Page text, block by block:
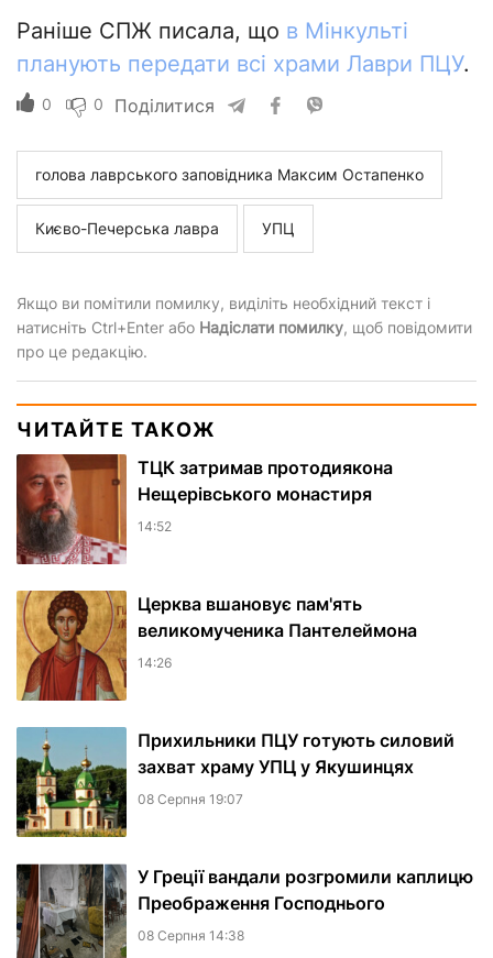
Раніше СПЖ писала, що в Мінкульті
планують передати всі храми Лаври ПЦУ.
0 0 Поділитися
голова лаврського заповідника Максим Остапенко
Києво-Печерська лавра УПЦ
Якщо ви помітили помилку, виділіть необхідний текст і
натисніть Ctrl+Enter або Надіслати помилку, щоб повідомити
про це редакцію.
ЧИТАЙТЕ ТАКОЖ
ТЦК затримав протодиякона
Нещерівського монастиря
14:52
Церква вшановує пам'ять
великомученика Пантелеймона
14:26
Прихильники ПЦУ готують силовий
захват храму УПЦ у Якушинцях
08 Серпня 19:07
У Греції вандали розгромили каплицю
Преображення Господнього
08 Серпня 14:38